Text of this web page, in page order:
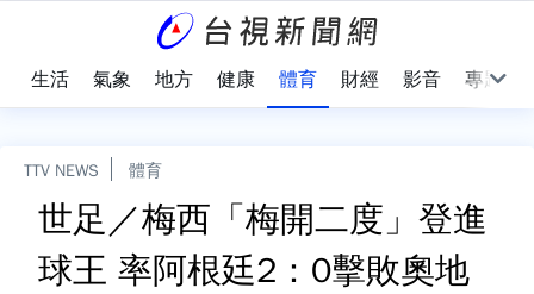
生活 氣象 地方 健康 體育 財經 影音 專題
TTV NEWS 體育
世足／梅西「梅開二度」登進
球王 率阿根廷2：0擊敗奧地